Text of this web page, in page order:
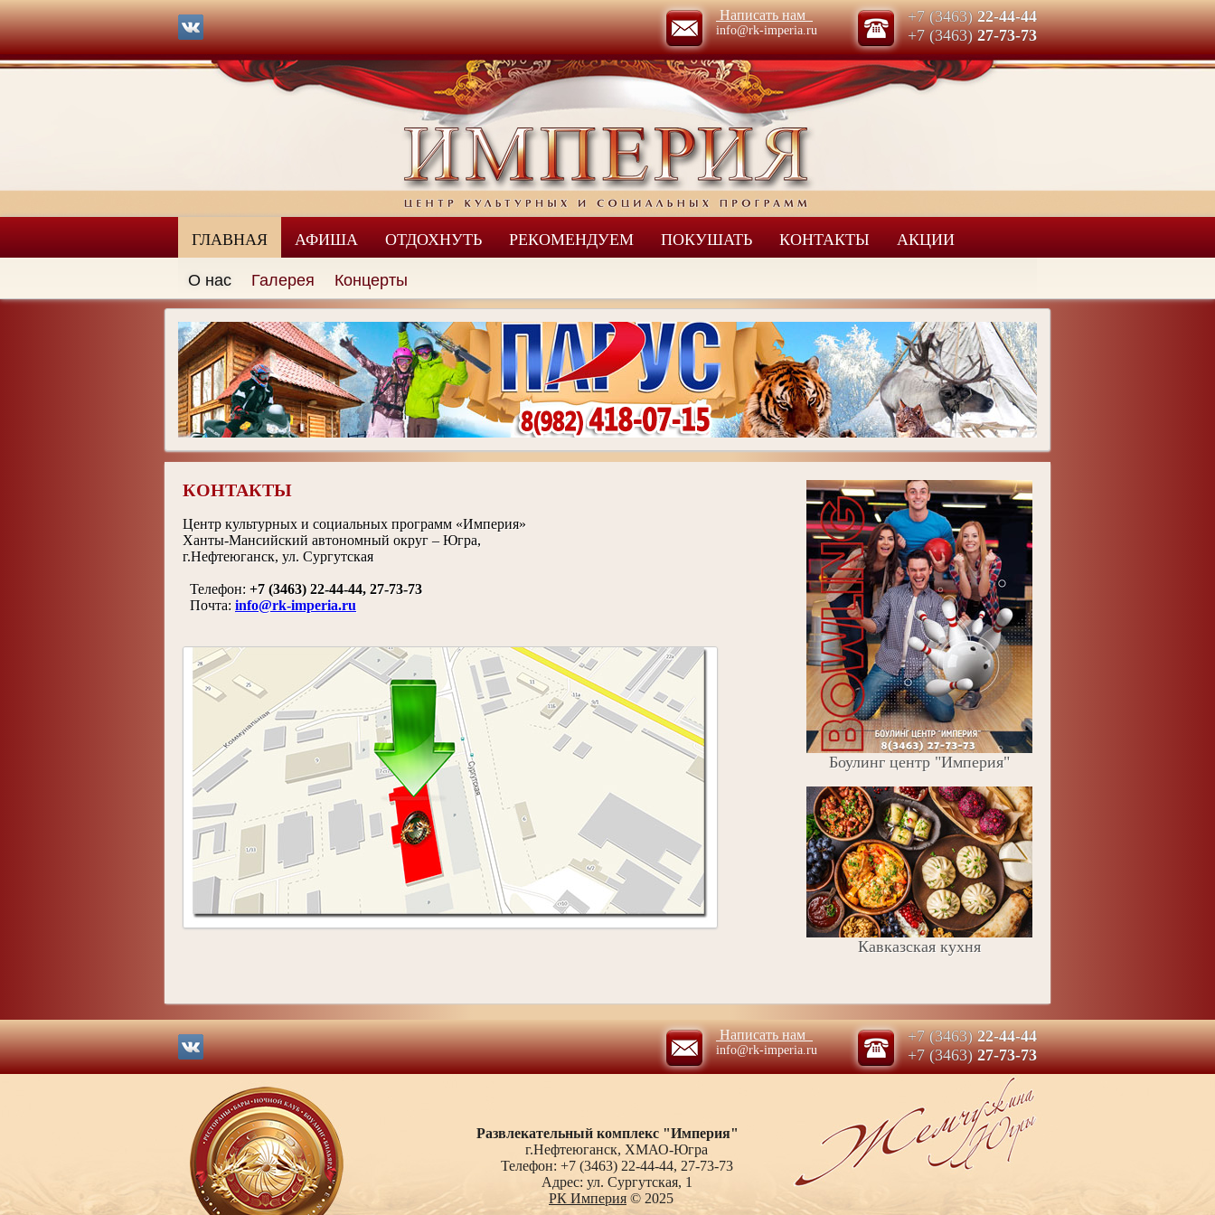
+7 (3463)22-44-44
+7 (3463)27-73-73
Написать нам
info@rk-imperia.ru
ГЛАВНАЯ
О нас Галерея Концерты
АФИША ОТДОХНУТЬ РЕКОМЕНДУЕМ ПОКУШАТЬ КОНТАКТЫ АКЦИИ
КОНТАКТЫ
Центр культурных и социальных программ «Империя»
Ханты-Мансийский автономный округ – Югра,
г.Нефтеюганск, ул. Сургутская
Телефон: +7 (3463) 22-44-44, 27-73-73
Почта: info@rk-imperia.ru
Боулинг центр "Империя"
Кавказская кухня
+7 (3463)22-44-44
+7 (3463)27-73-73
Написать нам
info@rk-imperia.ru
Развлекательный комплекс "Империя"
г.Нефтеюганск, ХМАО-Югра
Телефон: +7 (3463) 22-44-44, 27-73-73
Адрес: ул. Сургутская, 1
РК Империя © 2025